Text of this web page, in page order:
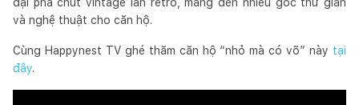
và nghệ thuật cho căn hộ.
Cùng Happynest TV ghé thăm căn hộ “nhỏ mà có võ” này tại
đây.